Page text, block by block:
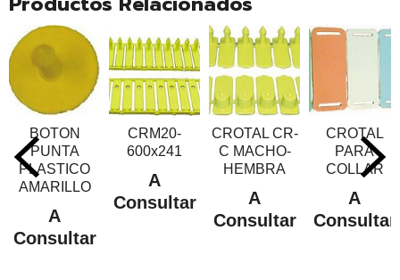
BOTON
PUNTA
PLASTICO
AMARILLO
A
Consultar
CRM20-
600x241
A
Consultar
CROTAL CR-
C MACHO-
HEMBRA
A
Consultar
CROTAL
PARA
COLLAR
A
Consultar